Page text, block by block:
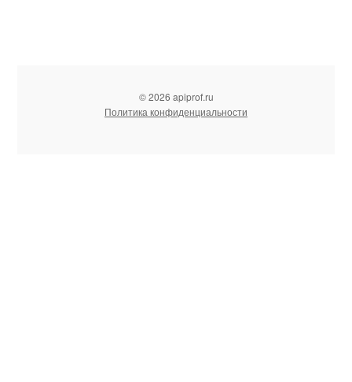
© 2026 apiprof.ru
Политика конфиденциальности